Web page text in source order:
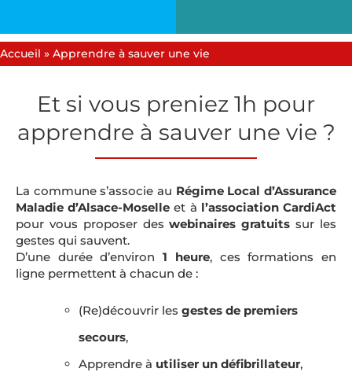
Accueil » Apprendre à sauver une vie
Et si vous preniez 1h pour
apprendre à sauver une vie ?
La commune s’associe au Régime Local d’Assurance
Maladie d’Alsace-Moselle et à l’association CardiAct
pour vous proposer deswebinaires gratuits sur les
gestes qui sauvent.
D’une durée d’environ1 heure, ces formations en
ligne permettent à chacun de :
(Re)découvrir les gestes de premiers
secours,
Apprendre à utiliser un défibrillateur,